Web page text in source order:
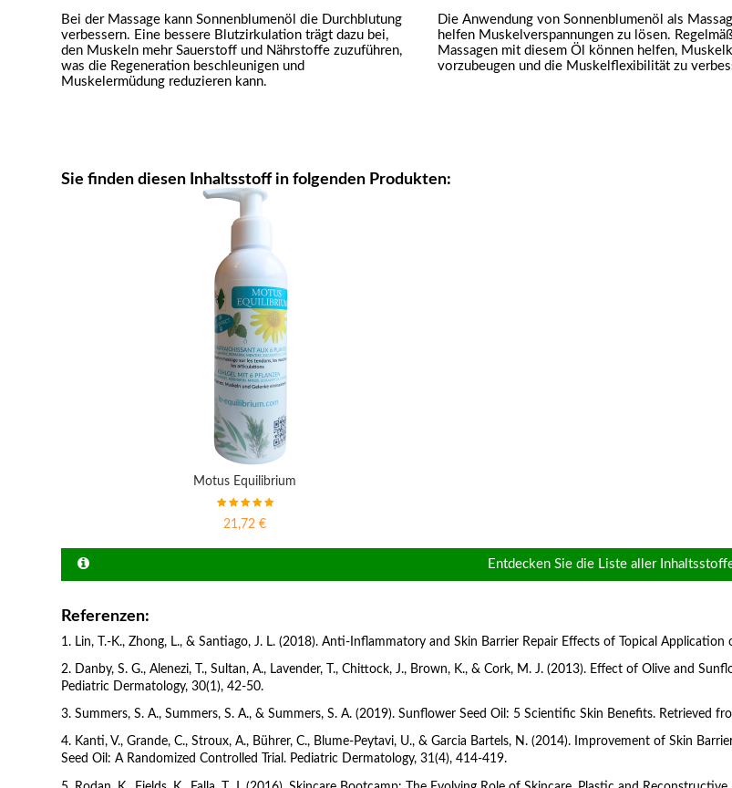
Bei der Massage kann Sonnenblumenöl die Durchblutung
verbessern. Eine bessere Blutzirkulation trägt dazu bei,
den Muskeln mehr Sauerstoff und Nährstoffe zuzuführen,
was die Regeneration beschleunigen und
Muskelermüdung reduzieren kann.
Die Anwendung von Sonnenblumenöl als
helfen Muskelverspannungen zu lösen.
Massagen mit diesem Öl können helfen,
vorzubeugen und die Muskelflexibilität zu
Sie finden diesen Inhaltsstoff in folgenden Produkten:
Motus Equilibrium
21,72 €
Entdecken Sie die Liste aller
Referenzen:
1. Lin, T.-K., Zhong, L., & Santiago, J. L. (2018). Anti-Inflammatory and Skin Barrier Repair Effects of Topical
2. Danby, S. G., Alenezi, T., Sultan, A., Lavender, T., Chittock, J., Brown, K., & Cork, M. J. (2013). Effect of Olive and
Pediatric Dermatology, 30(1), 42-50.
3. Summers, S. A., Summers, S. A., & Summers, S. A. (2019). Sunflower Seed Oil: 5 Scientific Skin Benefits. Retrieved
4. Kanti, V., Grande, C., Stroux, A., Bührer, C., Blume-Peytavi, U., & Garcia Bartels, N. (2014). Improvement of Skin
Seed Oil: A Randomized Controlled Trial. Pediatric Dermatology, 31(4), 414-419.